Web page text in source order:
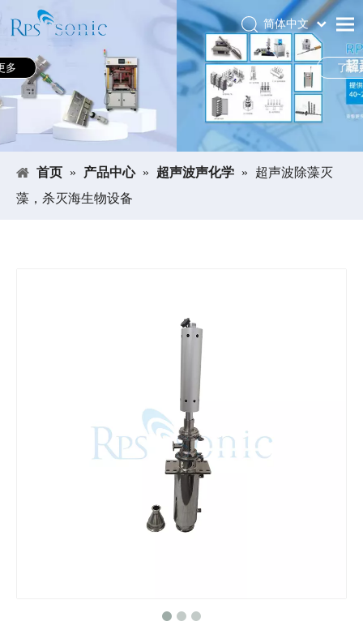
首页
关于RPS-SONIC
产品中心
应用领域
新闻中心
简体中文
Português
Español
Pусский
العربية
English
了解更多
首页 » 产品中心 » 超声波声化学 »
超声波除藻灭
藻，杀灭海生物设备